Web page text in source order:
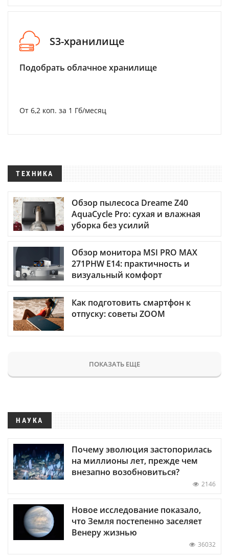
S3-хранилище
Подобрать облачное хранилище
От 6,2 коп. за 1 Гб/месяц
ТЕХНИКА
Обзор пылесоса Dreame Z40
AquaCycle Pro: сухая и влажная
уборка без усилий
Обзор монитора MSI PRO MAX
271PHW E14: практичность и
визуальный комфорт
Как подготовить смартфон к
отпуску: советы ZOOM
ПОКАЗАТЬ ЕЩЕ
НАУКА
Почему эволюция застопорилась
на миллионы лет, прежде чем
внезапно возобновиться?
2146
Новое исследование показало,
что Земля постепенно заселяет
Венеру жизнью
36032